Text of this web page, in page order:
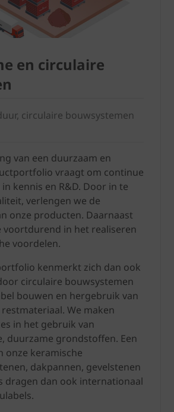
en circulaire
circulaire bouwsystemen
van een duurzaam en
vraagt om continue
kennis en R&D. Door in te
verlengen we de
onze producten. Daarnaast
voortdurend in het realiseren
voordelen.
kenmerkt zich dan ook
circulaire bouwsystemen
bouwen en hergebruik van
We maken
in het gebruik van
duurzame grondstoffen. Een
onze keramische
dakpannen, gevelstenen
dragen dan ook internationaal